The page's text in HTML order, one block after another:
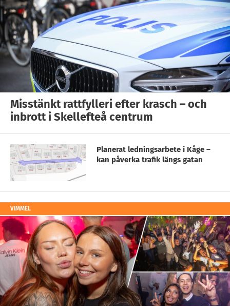
Misstänkt rattfylleri efter krasch – och
inbrott i Skellefteå centrum
Planerat ledningsarbete i Kåge –
kan påverka trafik längs gatan
VIMMEL